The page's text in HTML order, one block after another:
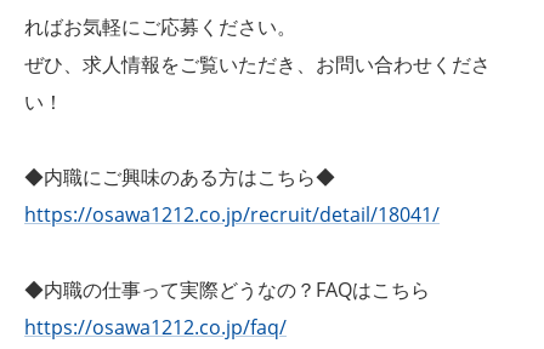
ればお気軽にご応募ください。
ぜひ、求人情報をご覧いただき、お問い合わせくださ
い！
◆内職にご興味のある方はこちら◆
https://osawa1212.co.jp/recruit/detail/18041/
◆内職の仕事って実際どうなの？FAQはこちら
https://osawa1212.co.jp/faq/